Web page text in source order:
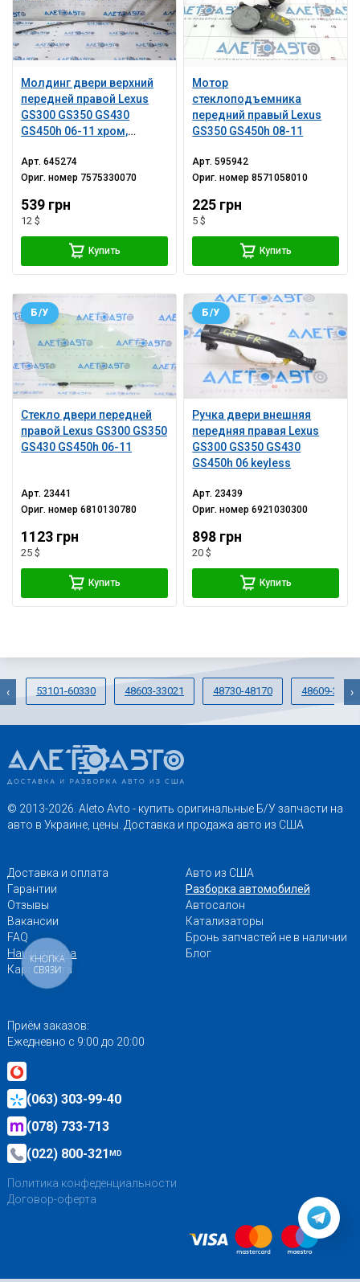
Молдинг двери верхний
передней правой Lexus
GS300 GS350 GS430
GS450h 06-11 хром,
Арт.645274
Ориг. номер 7575330070
539 грн
12 $
Купить
Мотор
стеклоподъемника
передний правый Lexus
GS350 GS450h 08-11
Арт.595942
Ориг. номер8571058010
225 грн
5 $
Купить
Стекло двери передней
правой Lexus GS300 GS350
GS430 GS450h 06-11
Б/У
Арт. 23441
Ориг. номер6810130780
1123 грн
25 $
Купить
Ручка двери внешняя
передняя правая Lexus
GS300 GS350 GS430
GS450h 06 keyless
Б/У
Арт. 23439
Ориг. номер6921030300
898 грн
20 $
Купить
53101-60330 48603-33021 48730-48170 48609-33190
‹ ›
© 2013-2026. Aleto Avto - купить оригинальные Б/У запчасти на
авто в Украине, цены. Доставка и продажа авто из США
Доставка и оплата
Гарантии
Отзывы
Вакансии
FAQ
Наши адреса
Карта сайта
Авто из США
Разборка автомобилей
Автосалон
Катализаторы
Бронь запчастей не в наличии
Блог
Приём заказов:
Ежедневно с 9:00 до 20:00
(063) 303-99-40
(078) 733-713
(022) 800-321MD
Политика конфеденциальности
Договор-оферта
КНОПКА
СВЯЗИ